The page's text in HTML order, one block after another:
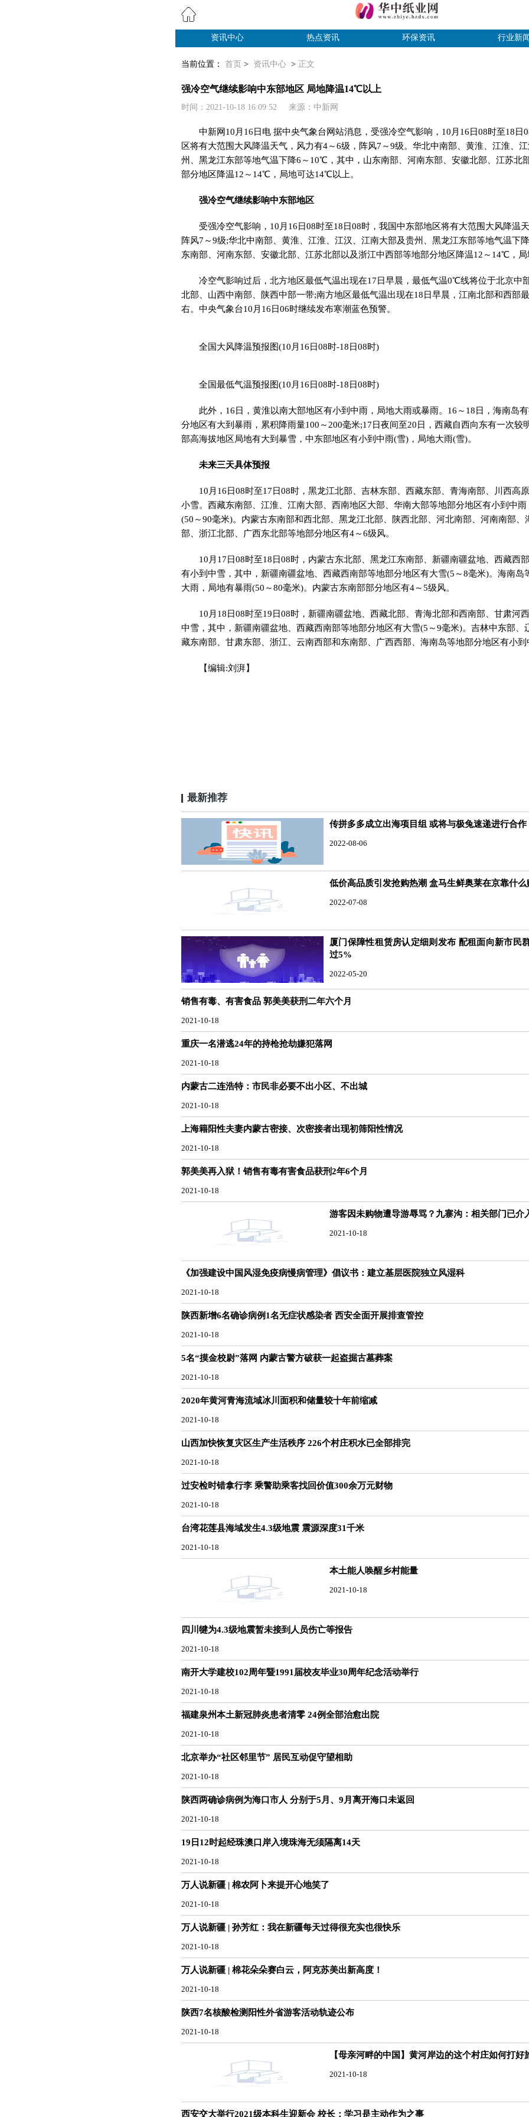
资讯中心 热点资讯 环保资讯
行业新
当前位置： 首页 > 资讯中心 > 正文
强冷空气继续影响中东部地区 局地降温14℃以上
时间：2021-10-18 16:09:52 来源：中新网
中新网10月16日电 据中央气象台网站消息，受强冷空气影响，10月16日08时至18日
区将有大范围大风降温天气，风力有4～6级，阵风7～9级。华北中南部、黄淮、江淮、
州、黑龙江东部等地气温下降6～10℃，其中，山东南部、河南东部、安徽北部、江苏北
部分地区降温12～14℃，局地可达14℃以上。
强冷空气继续影响中东部地区
受强冷空气影响，10月16日08时至18日08时，我国中东部地区将有大范围大风降温
阵风7～9级;华北中南部、黄淮、江淮、江汉、江南大部及贵州、黑龙江东部等地气温下
东南部、河南东部、安徽北部、江苏北部以及浙江中西部等地部分地区降温12～14℃，
冷空气影响过后，北方地区最低气温出现在17日早晨，最低气温0℃线将位于北京中
北部、山西中南部、陕西中部一带;南方地区最低气温出现在18日早晨，江南北部和西部
右。中央气象台10月16日06时继续发布寒潮蓝色预警。
全国大风降温预报图(10月16日08时-18日08时)
全国最低气温预报图(10月16日08时-18日08时)
此外，16日，黄淮以南大部地区有小到中雨，局地大雨或暴雨。16～18日，海南岛
分地区有大到暴雨，累积降雨量100～200毫米;17日夜间至20日，西藏自西向东有一次较
部高海拔地区局地有大到暴雪，中东部地区有小到中雨(雪)，局地大雨(雪)。
未来三天具体预报
10月16日08时至17日08时，黑龙江北部、吉林东部、西藏东部、青海南部、川西高
小雪。西藏东南部、江淮、江南大部、西南地区大部、华南大部等地部分地区有小到中
(50～90毫米)。内蒙古东南部和西北部、黑龙江北部、陕西北部、河北南部、河南南部、
部、浙江北部、广西东北部等地部分地区有4～6级风。
10月17日08时至18日08时，内蒙古东北部、黑龙江东南部、新疆南疆盆地、西藏西
有小到中雪，其中，新疆南疆盆地、西藏西南部等地部分地区有大雪(5～8毫米)。海南岛
大雨，局地有暴雨(50～80毫米)。内蒙古东南部部分地区有4～5级风。
10月18日08时至19日08时，新疆南疆盆地、西藏北部、青海北部和西南部、甘肃河
中雪，其中，新疆南疆盆地、西藏西南部等地部分地区有大雪(5～9毫米)。吉林中东部、
藏东南部、甘肃东部、浙江、云南西部和东南部、广西西部、海南岛等地部分地区有小
【编辑:刘湃】
最新推荐
传拼多多成立出海项目组 或将与极兔速递进行合作
2022-08-06
低价高品质引发抢购热潮 盒马生鲜奥莱在京靠什么
2022-07-08
厦门保障性租赁房认定细则发布 配租面向新市民
过5%
2022-05-20
销售有毒、有害食品 郭美美获刑二年六个月
2021-10-18
重庆一名潜逃24年的持枪抢劫嫌犯落网
2021-10-18
内蒙古二连浩特：市民非必要不出小区、不出城
2021-10-18
上海籍阳性夫妻内蒙古密接、次密接者出现初筛阳性情况
2021-10-18
郭美美再入狱！销售有毒有害食品获刑2年6个月
2021-10-18
游客因未购物遭导游辱骂？九寨沟：相关部门已介
2021-10-18
《加强建设中国风湿免疫病慢病管理》倡议书：建立基层医院独立风湿科
2021-10-18
陕西新增6名确诊病例1名无症状感染者 西安全面开展排查管控
2021-10-18
5名“摸金校尉”落网 内蒙古警方破获一起盗掘古墓葬案
2021-10-18
2020年黄河青海流域冰川面积和储量较十年前缩减
2021-10-18
山西加快恢复灾区生产生活秩序 226个村庄积水已全部排完
2021-10-18
过安检时错拿行李 乘警助乘客找回价值300余万元财物
2021-10-18
台湾花莲县海域发生4.3级地震 震源深度31千米
2021-10-18
本土能人唤醒乡村能量
2021-10-18
四川犍为4.3级地震暂未接到人员伤亡等报告
2021-10-18
南开大学建校102周年暨1991届校友毕业30周年纪念活动举行
2021-10-18
福建泉州本土新冠肺炎患者清零 24例全部治愈出院
2021-10-18
北京举办“社区邻里节” 居民互动促守望相助
2021-10-18
陕西两确诊病例为海口市人 分别于5月、9月离开海口未返回
2021-10-18
19日12时起经珠澳口岸入境珠海无须隔离14天
2021-10-18
万人说新疆 | 棉农阿卜来提开心地笑了
2021-10-18
万人说新疆 | 孙芳红：我在新疆每天过得很充实也很快乐
2021-10-18
万人说新疆 | 棉花朵朵赛白云，阿克苏美出新高度！
2021-10-18
陕西7名核酸检测阳性外省游客活动轨迹公布
2021-10-18
【母亲河畔的中国】黄河岸边的这个村庄如何打好
2021-10-18
西安交大举行2021级本科生迎新会 校长：学习是主动作为之事